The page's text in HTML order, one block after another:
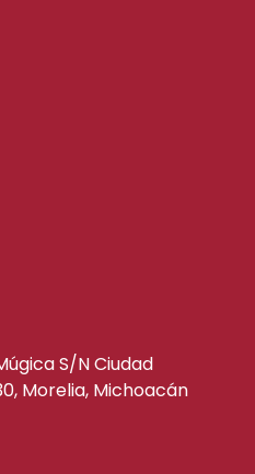
S/N Ciudad
Morelia, Michoacán